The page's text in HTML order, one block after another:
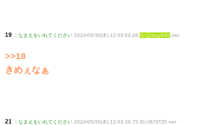
19 : なまえをいれてください 2024/05/30(木) 12:03:04.28 ID:QIztuyK80 .net
>>18
きめぇなぁ
21 : なまえをいれてください 2024/05/30(木) 12:03:39.75 ID:/J67l/TZ0.net